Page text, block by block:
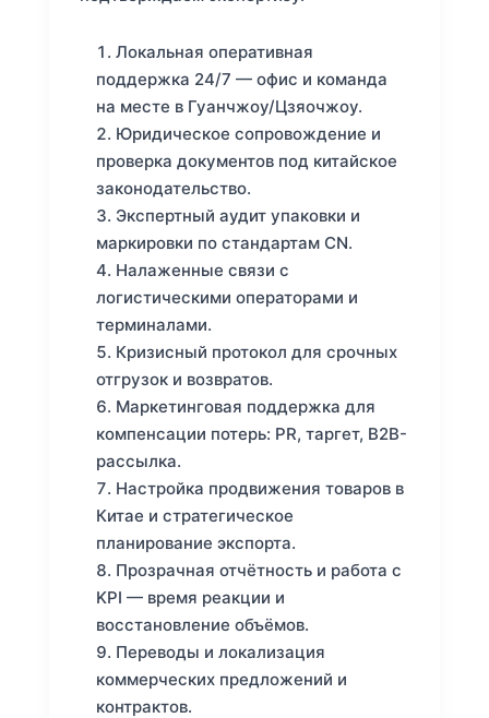
Локальная оперативная
поддержка 24/7 — офис и команда
на месте в Гуанчжоу/Цзяочжоу.
Юридическое сопровождение и
проверка документов под китайское
законодательство.
Экспертный аудит упаковки и
маркировки по стандартам CN.
Налаженные связи с
логистическими операторами и
терминалами.
Кризисный протокол для срочных
отгрузок и возвратов.
Маркетинговая поддержка для
компенсации потерь: PR, таргет, B2B-
рассылка.
Настройка продвижения товаров в
Китае и стратегическое
планирование экспорта.
Прозрачная отчётность и работа с
KPI — время реакции и
восстановление объёмов.
Переводы и локализация
коммерческих предложений и
контрактов.